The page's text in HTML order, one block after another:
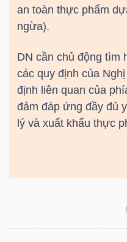
an toàn thực phẩm
ngừa).
DN cần chủ động tìm
các quy định của
định liên quan của
đảm đáp ứng đầy đủ
lý và xuất khẩu thực
DỊCH
VỤ
TRUYỀN
THÔNG